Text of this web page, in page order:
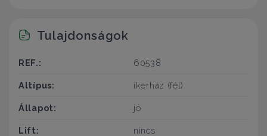
Tulajdonságok
REF.: 60538
Altípus: ikerház (fél)
Állapot: jó
Lift: nincs